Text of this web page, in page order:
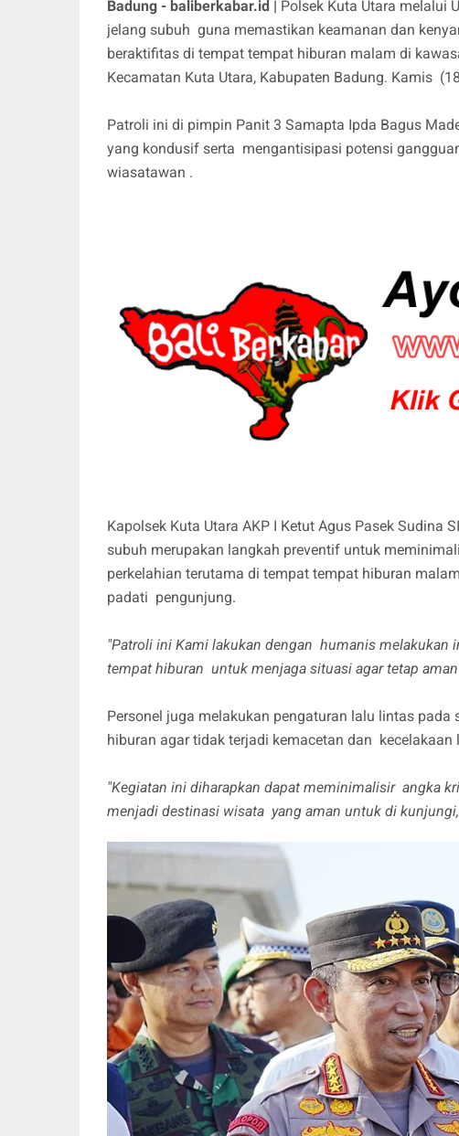
Badung - baliberkabar.id | Polsek Kuta Utara melalui
jelang subuh guna memastikan keamanan dan
beraktifitas di tempat tempat hiburan malam di
Kecamatan Kuta Utara, Kabupaten Badung. Kamis
Patroli ini di pimpin Panit 3 Samapta Ipda Bagus
yang kondusif serta mengantisipasi potensi
wiasatawan .
Kapolsek Kuta Utara AKP I Ketut Agus Pasek
subuh merupakan langkah preventif untuk
perkelahian terutama di tempat tempat hiburan
padati pengunjung.
"Patroli ini Kami lakukan dengan humanis melakukan
tempat hiburan untuk menjaga situasi agar tetap
Personel juga melakukan pengaturan lalu lintas
hiburan agar tidak terjadi kemacetan dan kecelakaan
"Kegiatan ini diharapkan dapat meminimalisir angka
menjadi destinasi wisata yang aman untuk di